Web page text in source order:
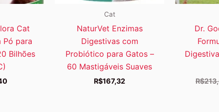
Cat
Pó para
Bilhões
Cat
NaturVet Enzimas
Digestivas com
Probiótico para Gatos –
60 Mastigáveis Suaves
R$167,32
Dr.
R$